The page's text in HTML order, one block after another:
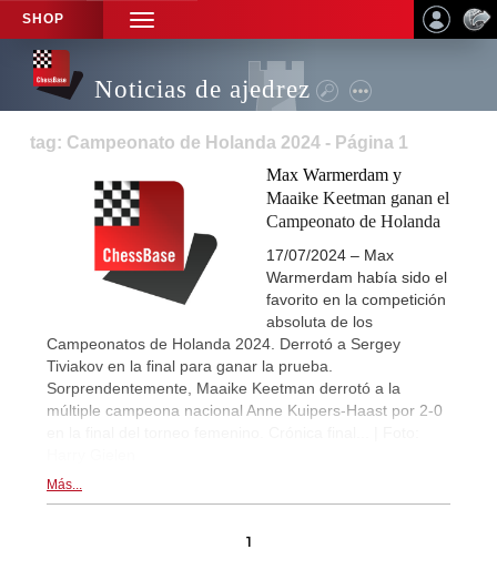
SHOP
TOGGLE
NAVIGATION
Noticias de ajedrez
tag: Campeonato de Holanda 2024 - Página 1
Max Warmerdam y
Maaike Keetman ganan el
Campeonato de Holanda
17/07/2024 – Max
Warmerdam había sido el
favorito en la competición
absoluta de los
Campeonatos de Holanda 2024. Derrotó a Sergey
Tiviakov en la final para ganar la prueba.
Sorprendentemente, Maaike Keetman derrotó a la
múltiple campeona nacional Anne Kuipers-Haast por 2-0
Más...
1